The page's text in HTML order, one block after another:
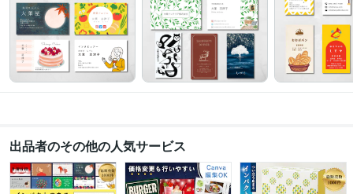
出品者のその他の人気サービス